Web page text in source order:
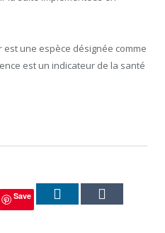
une espèce désignée comme
est un indicateur de la santé
Save LinkedIn